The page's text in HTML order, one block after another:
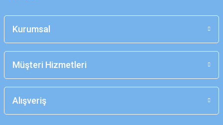
Kurumsal
Müşteri Hizmetleri
Alışveriş